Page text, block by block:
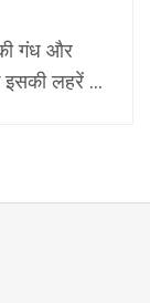
गंध और
इसकी लहरें ...